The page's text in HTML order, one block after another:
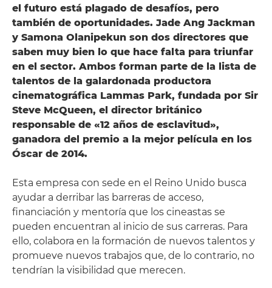
el futuro está plagado de desafíos, pero
también de oportunidades. Jade Ang Jackman
y Samona Olanipekun son dos directores que
saben muy bien lo que hace falta para triunfar
en el sector. Ambos forman parte de la lista de
talentos de la galardonada productora
cinematográfica Lammas Park, fundada por Sir
Steve McQueen, el director británico
responsable de «12 años de esclavitud»,
ganadora del premio a la mejor película en los
Óscar de 2014.
Esta empresa con sede en el Reino Unido busca
ayudar a derribar las barreras de acceso,
financiación y mentoría que los cineastas se
pueden encuentran al inicio de sus carreras. Para
ello, colabora en la formación de nuevos talentos y
promueve nuevos trabajos que, de lo contrario, no
tendrían la visibilidad que merecen.